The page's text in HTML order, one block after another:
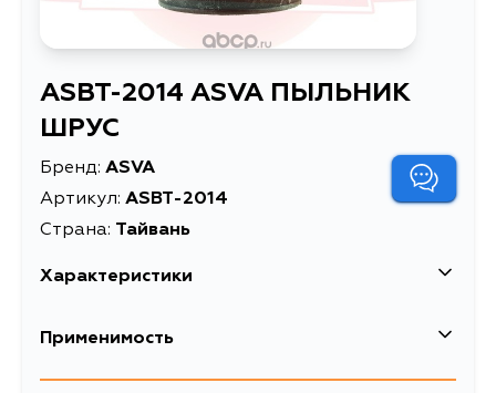
ASBT-2014 ASVA ПЫЛЬНИК
ШРУС
Бренд: ASVA
Артикул: ASBT-2014
Страна: Тайвань
Характеристики
Масса, кг
Применимость